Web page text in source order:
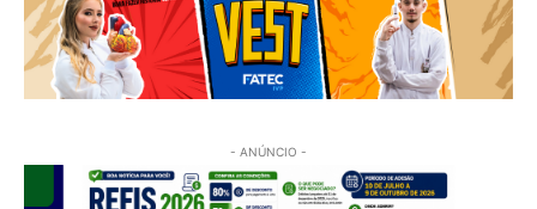
- ANÚNCIO -